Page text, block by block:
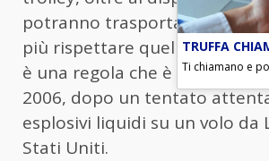
potranno trasportare anche i
più rispettare quel limite.
è una regola che è stata
2006, dopo un tentato
esplosivi liquidi su un volo da
Stati Uniti.
TRUFFA
Ti chiamano e